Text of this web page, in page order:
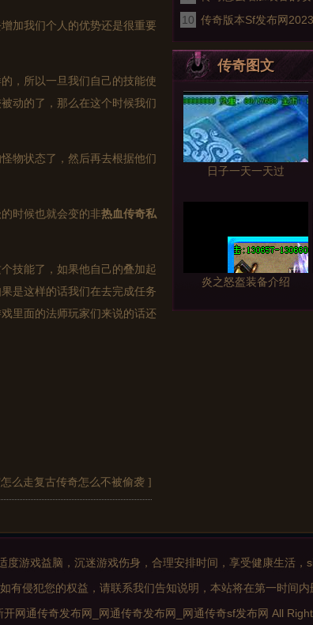
加我们个人的优势还是很重要
，所以一旦我们自己的技能使
动的了，那么在这个时候我们
物状态了，然后再去根据他们
时候也就会变的非热血传奇私
技能了，如果他自己的叠加起
是这样的话我们在去完成任务
里面的法师玩家们来说的话还
么走复古传奇怎么不被偷袭 ]
10 传奇版本Sf发布网
传奇图文
日子一天一天过
炎之怒盔装备介绍
助
道士2九月传奇0级之后应
游戏益脑，沉迷游戏伤身，合理安排时间，享受健康生活，
有侵犯您的权益，请联系我们告知说明，本站将在第一时间内
网通传奇发布网_网通传奇发布网_网通传奇sf发布网 All